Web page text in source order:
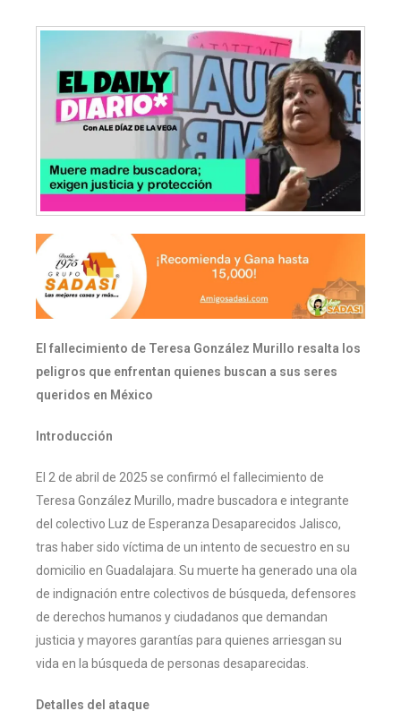
El fallecimiento de Teresa González Murillo resalta los
peligros que enfrentan quienes buscan a sus seres
queridos en México
Introducción
El 2 de abril de 2025 se confirmó el fallecimiento de
Teresa González Murillo, madre buscadora e integrante
del colectivo Luz de Esperanza Desaparecidos Jalisco,
tras haber sido víctima de un intento de secuestro en su
domicilio en Guadalajara. Su muerte ha generado una ola
de indignación entre colectivos de búsqueda, defensores
de derechos humanos y ciudadanos que demandan
justicia y mayores garantías para quienes arriesgan su
vida en la búsqueda de personas desaparecidas.
Detalles del ataque